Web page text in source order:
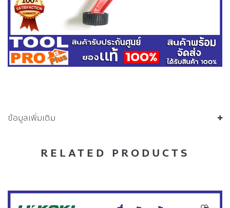
ข้อมูลเพิ่มเติม
RELATED PRODUCTS